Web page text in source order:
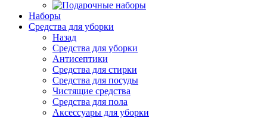
Наборы
Средства для уборки
Назад
Средства для уборки
Антисептики
Средства для стирки
Средства для посуды
Чистящие средства
Средства для пола
Аксессуары для уборки